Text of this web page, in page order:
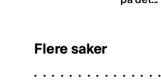
Flere saker